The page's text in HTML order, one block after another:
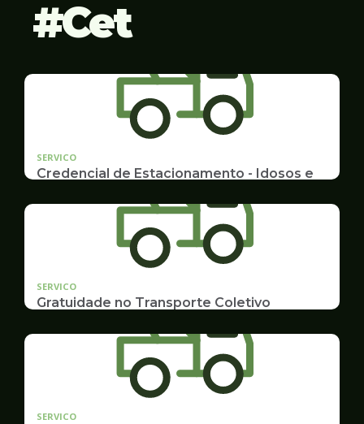
Cet
SERVICO
Credencial de Estacionamento - Idosos e
Cadastramento e Renovação
SERVICO
Gratuidade no Transporte Coletivo
Estudantes
SERVICO